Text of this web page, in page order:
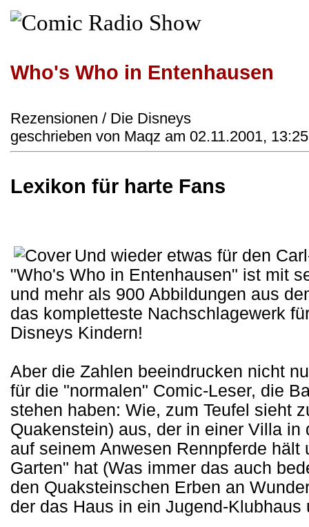
Who's Who in Entenhausen
Rezensionen / Die Disneys
geschrieben von Maqz am 02.11.2001,
Lexikon für harte Fans
Und wieder etwas für den
"Who's Who in Entenhausen" ist mit
und mehr als 900 Abbildungen aus
das kompletteste Nachschlagewerk
Disneys Kindern!
Aber die Zahlen beeindrucken nicht
für die "normalen" Comic-Leser, die
stehen haben: Wie, zum Teufel sieht
Quakenstein) aus, der in einer Villa
auf seinem Anwesen Rennpferde
Garten" hat (Was immer das auch
den Quaksteinschen Erben an
der das Haus in ein Jugend-Klubhaus